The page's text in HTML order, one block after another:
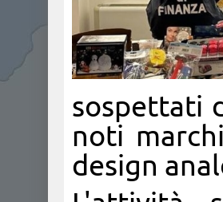
sospettati
noti
design